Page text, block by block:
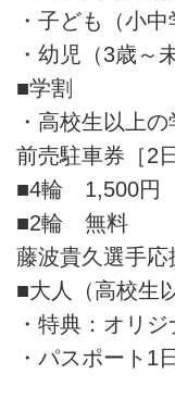
・子ども（小
・幼児（3歳
■学割
・高校生以上
前売駐車券［2
■4輪 1,500円
■2輪 無料
藤波貴久選手応
■大人（高校生
・特典：オリ
・パスポート1